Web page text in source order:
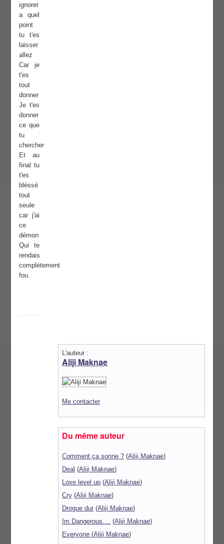
ignorer
a quel
point
tu t'es
laisser
allez
Car je
t'es
tout
donner
Je t'es
donner
ce que
tu
chercher
Et au
final tu
t'es
bléssé
tout
seule
car j'ai
ce
démon
Qui te
rendais
complétement
fou.
L'auteur :
Aliji Maknae
Me contacter
Du même auteur
Comment ça sonne ? (Aliji Maknae)
Deal (Aliji Maknae)
Love level up (Aliji Maknae)
Cry (Aliji Maknae)
Drogue dur (Aliji Maknae)
Im Dangerous.... (Aliji Maknae)
Everyone(Aliji Maknae)